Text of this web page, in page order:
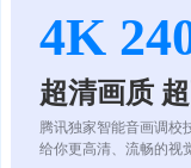
4K
超清画质
腾讯独家智能音画调校
给你更高清、流畅的视